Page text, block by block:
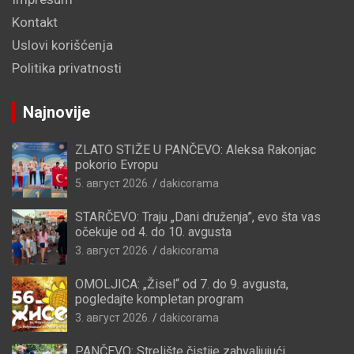
Kontakt
Uslovi korišćenja
Politika privatnosti
Najnovije
ZLATO STIŽE U PANČEVO: Aleksa Rakonjac
pokorio Evropu
5. август 2026. dakicorama
STARČEVO: Traju „Dani druženja”, evo šta vas
očekuje od 4. do 10. avgusta
3. август 2026. dakicorama
OMOLJICA: „Žisel“ od 7. do 9. avgusta,
pogledajte kompletan program
3. август 2026. dakicorama